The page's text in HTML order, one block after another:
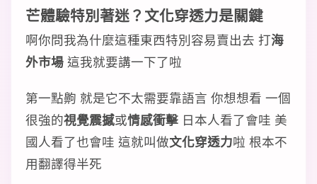
芒體驗特別著迷？文化穿透力是關鍵
啊你問我為什麼這種東西特別容易賣出去 打海
外市場 這我就要講一下了啦
第一點齁 就是它不太需要靠語言 你想想看 一個
很強的視覺震撼或情感衝擊 日本人看了會哇 美
國人看了也會哇 這就叫做文化穿透力啦 根本不
用翻譯得半死